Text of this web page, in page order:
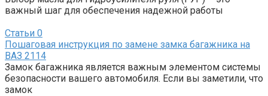
важный шаг для обеспечения надежной работы
Статьи 0
Пошаговая инструкция по замене замка багажника на
ВАЗ 2114
Замок багажника является важным элементом системы
безопасности вашего автомобиля. Если вы заметили, что
замок